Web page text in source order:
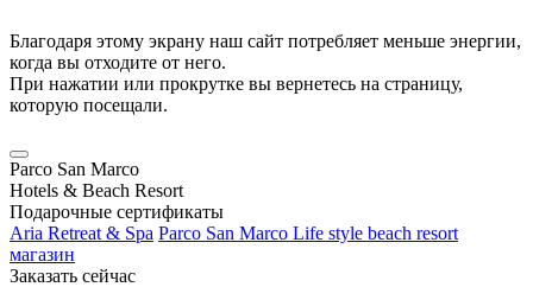
Благодаря этому экрану наш сайт потребляет меньше энергии,
когда вы отходите от него.
При нажатии или прокрутке вы вернетесь на страницу,
которую посещали.
Parco San Marco
Hotels & Beach Resort
Подарочные сертификаты
Aria Retreat & Spa Parco San Marco Life style beach resort
магазин
Заказать сейчас